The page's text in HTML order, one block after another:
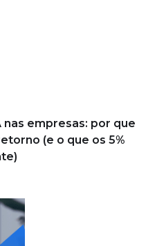
nas empresas: por que
(e o que os 5%